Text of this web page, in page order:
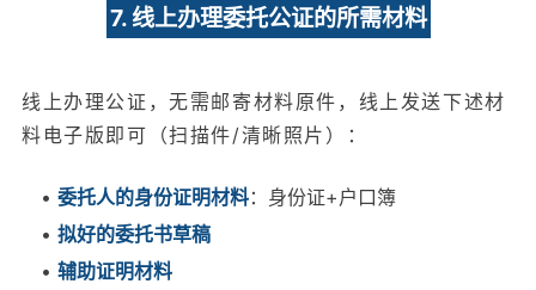
7. 线上办理委托公证的所需材料
线上办理公证，无需邮寄材料原件，线上发送下述材
料电子版即可（扫描件/清晰照片）：
• 委托人的身份证明材料：身份证+户口簿
• 拟好的委托书草稿
• 辅助证明材料